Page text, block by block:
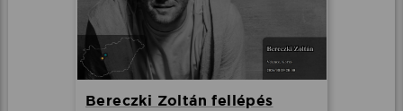
Bereczki Zoltán fellépés